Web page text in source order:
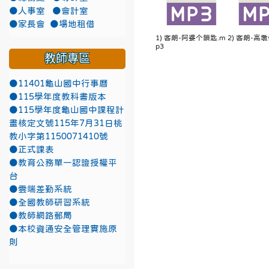
1) 客朗-阿婆个鎖匙.m
p3
2) 客朗-高
●人事室
●會計室
●家長會
●場地租借
教師專區
●11401龜山國中行事曆
●115學年度教科書版本
●115學年度龜山國中課程計
畫核定文號115年7月31日桃
教小字第1150071410號
●正式課表
●教育公務單一認證授權平
台
●雲端差勤系統
●全國教師研習系統
●教師網路郵局
●本校資通安全管理實施原
則